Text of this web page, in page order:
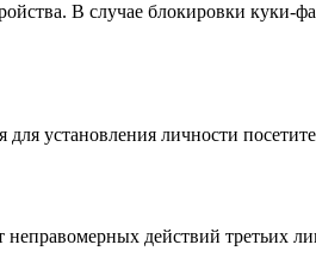
В случае блокировки куки-
установления личности
действий третьих